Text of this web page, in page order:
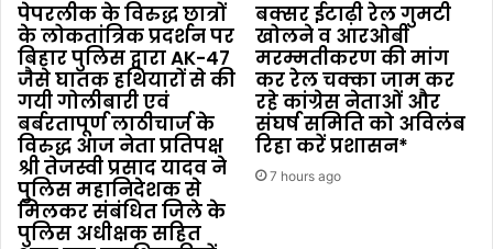
पेपरलीक के विरुद्ध छात्रों
के लोकतांत्रिक प्रदर्शन पर
बिहार पुलिस द्वारा AK-47
जैसे घातक हथियारों से की
गयी गोलीबारी एवं
बर्बरतापूर्ण लाठीचार्ज के
विरुद्ध आज नेता प्रतिपक्ष
श्री तेजस्वी प्रसाद यादव ने
पुलिस महानिदेशक से
मिलकर संबंधित जिले के
पुलिस अधीक्षक सहित
बक्सर ईटाढ़ी रेल गुमटी
खोलने व आरओबी
मरम्मतीकरण की मांग
कर रेल चक्का जाम कर
रहे कांग्रेस नेताओं और
संघर्ष समिति को अविलंब
रिहा करें प्रशासन*
7 hours ago